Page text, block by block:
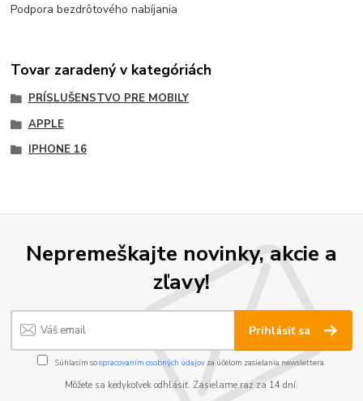
Podpora bezdrôtového nabíjania
Tovar zaradený v kategóriách
PRÍSLUŠENSTVO PRE MOBILY
APPLE
IPHONE 16
Nepremeškajte novinky, akcie a
zľavy!
Prihlásiť sa
Súhlasím sospracovaním osobných údajov za účelom zasielania newslettera.
Môžete sa kedykoľvek odhlásiť. Zasielame raz za 14 dní.